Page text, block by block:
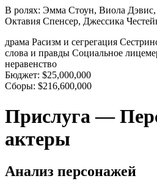
В ролях: Эмма Стоун, Виола Дэвис,
Октавия Спенсер, Джессика
драма Расизм и сегрегация
слова и правды Социальное
неравенство
Бюджет: $25,000,000
Сборы: $216,600,000
Прислуга —
актеры
Анализ персонажей